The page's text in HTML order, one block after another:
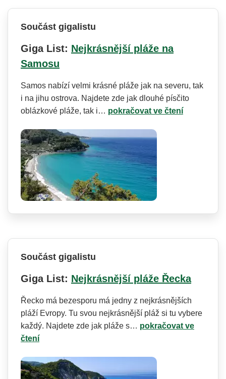
Součást gigalistu
Giga List: Nejkrásnější pláže na
Samosu
Samos nabízí velmi krásné pláže jak na severu, tak
i na jihu ostrova. Najdete zde jak dlouhé písčito
oblázkové pláže, tak i… pokračovat ve čtení
Součást gigalistu
Giga List: Nejkrásnější pláže Řecka
Řecko má bezesporu má jedny z nejkrásnějších
pláží Evropy. Tu svou nejkrásnější pláž si tu vybere
každý. Najdete zde jak pláže s… pokračovat ve
čtení